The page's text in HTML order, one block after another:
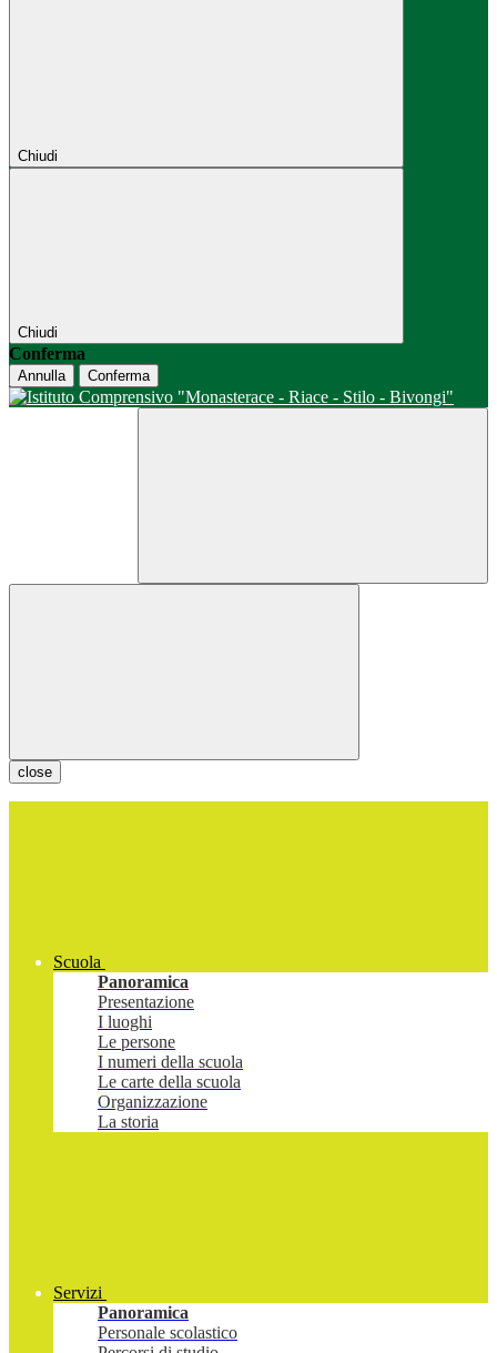
Chiudi
Chiudi
Conferma
Annulla Conferma
close
Scuola
Panoramica
Presentazione
I luoghi
Le persone
I numeri della scuola
Le carte della scuola
Organizzazione
La storia
Servizi
Panoramica
Personale scolastico